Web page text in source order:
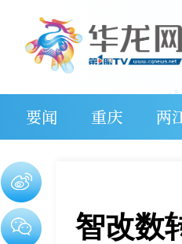
要闻 重庆 两
智改数